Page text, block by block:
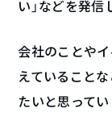
い」などを発信
会社のことや
えていること
たいと思って